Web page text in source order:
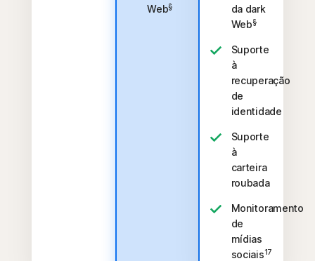
Web§
da dark
Web§
Suporte
à
recuperação
de
identidade
Suporte
à
carteira
roubada
Monitoramento
de
mídias
sociais17